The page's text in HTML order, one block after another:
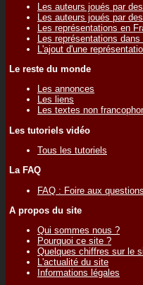
Les auteurs joués par
Les auteurs joués par
Les représentations en
Les représentations dans
L'ajout d'une
Le reste du monde
Les annonces
Les liens
Les textes non
Les tutoriels vidéo
Tous les tutoriels
La FAQ
FAQ : Foire aux questions
A propos du site
Qui sommes nous ?
Pourquoi ce site ?
Quelques chiffres sur le
L'actualité du site
Informations légales